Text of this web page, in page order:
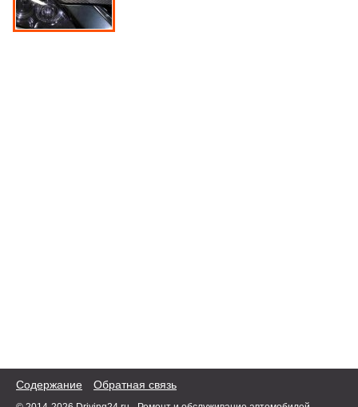
Содержание Обратная связь